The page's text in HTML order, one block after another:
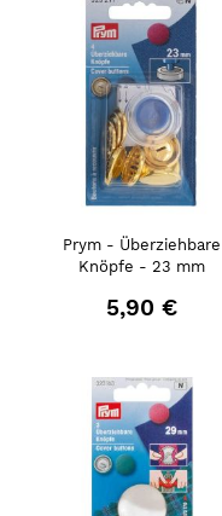
Prym - Überziehbare
Knöpfe - 23 mm
5,90 €